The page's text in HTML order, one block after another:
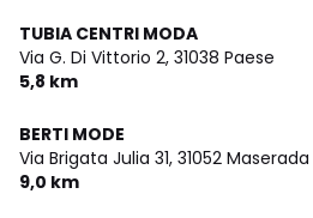
TUBIA CENTRI MODA
Via G. Di Vittorio 2, 31038 Paese
5,8 km
BERTI MODE
Via Brigata Julia 31, 31052
9,0 km